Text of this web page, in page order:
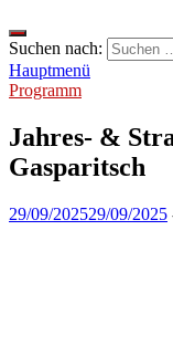
Suchen nach:
Hauptmenü
Programm
Jahres- &
Gasparitsch
29/09/202529/09/2025